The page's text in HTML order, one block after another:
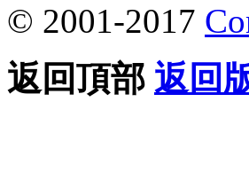
© 2001-2017
返回頂部 返回